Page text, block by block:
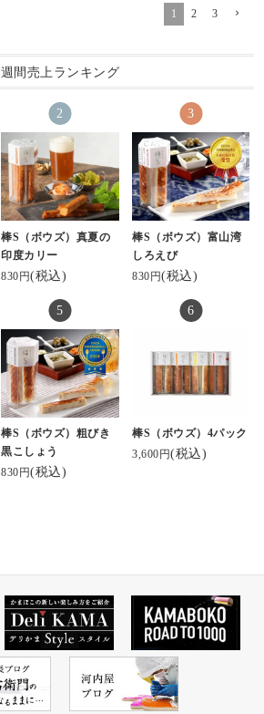
1 2 3
週間売上ランキング
棒S（ボウズ）真夏の
印度カリー
830円(税込)
棒S（ボウズ）富山湾
しろえび
830円(税込)
棒S（ボウズ）粗びき
黒こしょう
830円(税込)
棒S（ボウズ）4パック
3,600円(税込)